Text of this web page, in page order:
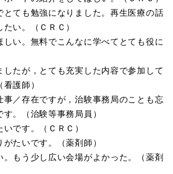
とても勉強になりました。再生医療の話
い。（ＣＲＣ）
しい。無料でこんなに学べてとても役に
したが，とても充実した内容で参加して
護師）
事／存在ですが，治験事務局のことも忘
。（治験等事務局員）
です。（ＣＲＣ）
たいです。（薬剤師）
。もう少し広い会場がよかった。（薬剤